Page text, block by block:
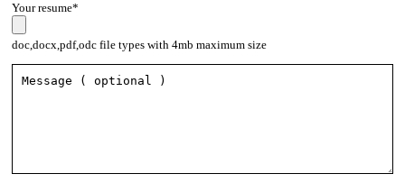
Your resume*
doc,docx,pdf,odc file types with 4mb maximum size